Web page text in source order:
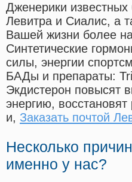
Дженерики известных
Левитра и Сиалис, а
Вашей жизни более
Синтетические
силы, энергии
БАДы и препараты:
Экдистерон повысят
энергию,
и, Заказать почтой
Несколько
именно у нас?